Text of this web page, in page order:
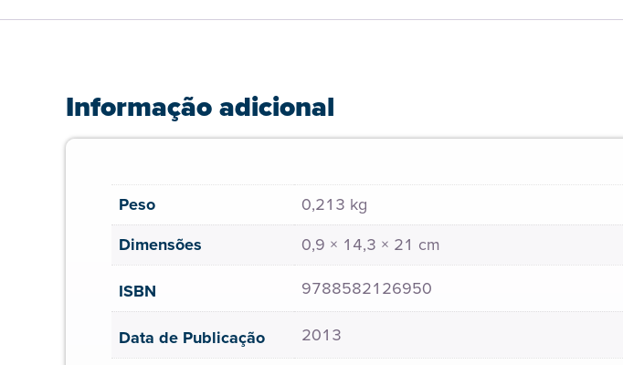
Informação adicional
Peso
0,213 kg
Dimensões
0,9 × 14,3 × 21 cm
ISBN
9788582126950
Data de Publicação 2013